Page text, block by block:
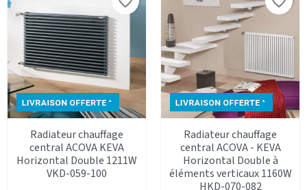
Radiateur chauffage
central ACOVA KEVA
Horizontal Double 1211W
VKD-059-100
Radiateur chauffage
central ACOVA - KEVA
Horizontal Double à
éléments verticaux 1160W
HKD-070-082